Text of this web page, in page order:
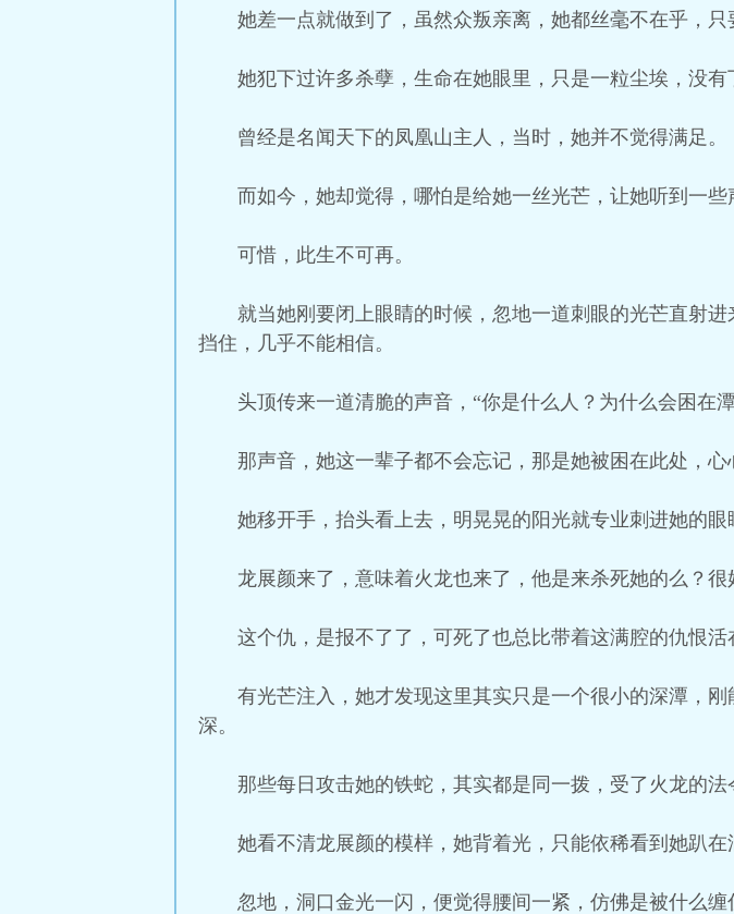
她差一点就做到了，虽然众叛亲离，她都丝毫不在乎，
她犯下过许多杀孽，生命在她眼里，只是一粒尘埃，没有
曾经是名闻天下的凤凰山主人，当时，她并不觉得满足。
而如今，她却觉得，哪怕是给她一丝光芒，让她听到一些
可惜，此生不可再。
就当她刚要闭上眼睛的时候，忽地一道刺眼的光芒直射
挡住，几乎不能相信。
头顶传来一道清脆的声音，“你是什么人？为什么会困在
那声音，她这一辈子都不会忘记，那是她被困在此处，心
她移开手，抬头看上去，明晃晃的阳光就专业刺进她的眼
龙展颜来了，意味着火龙也来了，他是来杀死她的么？
这个仇，是报不了了，可死了也总比带着这满腔的仇恨活
有光芒注入，她才发现这里其实只是一个很小的深潭，
深。
那些每日攻击她的铁蛇，其实都是同一拨，受了火龙的法
她看不清龙展颜的模样，她背着光，只能依稀看到她趴在
忽地，洞口金光一闪，便觉得腰间一紧，仿佛是被什么